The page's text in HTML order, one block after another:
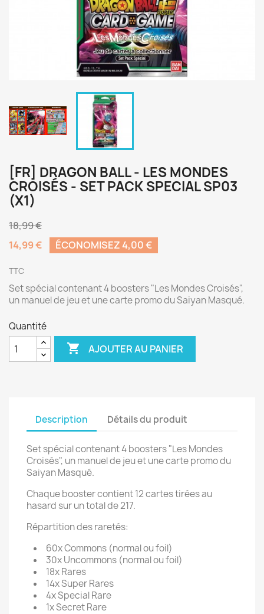
[FR] DRAGON BALL - LES MONDES
CROISÉS - SET PACK SPECIAL SP03
(X1)
18,99 €
14,99 €
ÉCONOMISEZ 4,00 €
TTC
Set spécial contenant 4 boosters "Les Mondes Croisés",
un manuel de jeu et une carte promo du Saiyan Masqué.
Quantité
 AJOUTER AU PANIER
Description Détails du produit
Set spécial contenant 4 boosters "Les Mondes
Croisés", un manuel de jeu et une carte promo du
Saiyan Masqué.
Chaque booster contient 12 cartes tirées au
hasard sur un total de 217.
Répartition des raretés:
60x Commons (normal ou foil)
30x Uncommons (normal ou foil)
18x Rares
14x Super Rares
4x Special Rare
1x Secret Rare